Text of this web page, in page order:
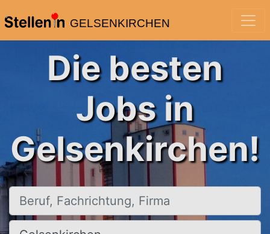
GELSENKIRCHEN
Die besten
Jobs in
Gelsenkirchen!
Beruf, Fachrichtung, Firma
Ort, Stadt